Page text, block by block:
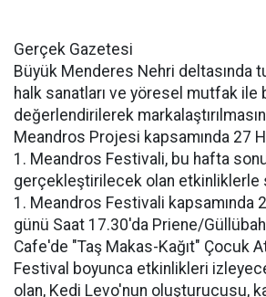
Gerçek Gazetesi
Büyük Menderes Nehri deltasında
halk sanatları ve yöresel mutfak ile
değerlendirilerek
Meandros Projesi kapsamında 27
1. Meandros Festivali, bu hafta
gerçekleştirilecek olan etkinliklerle
1. Meandros Festivali kapsamında
günü Saat 17.30'da Priene/
Cafe'de "Taş Makas-Kağıt" Çocuk
Festival boyunca etkinlikleri
olan, Kedi Levo'nun oluşturucusu,